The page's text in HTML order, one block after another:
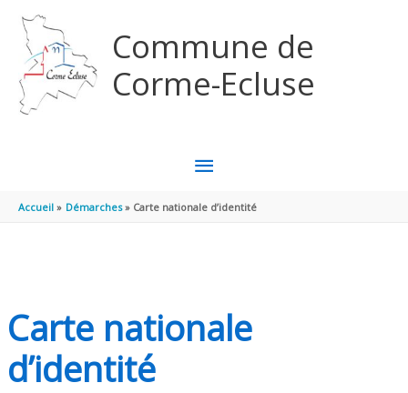
Commune de
Corme-Ecluse
MENU
PRINCIPAL
Accueil Démarches Carte nationale d’identité
Carte nationale
d’identité